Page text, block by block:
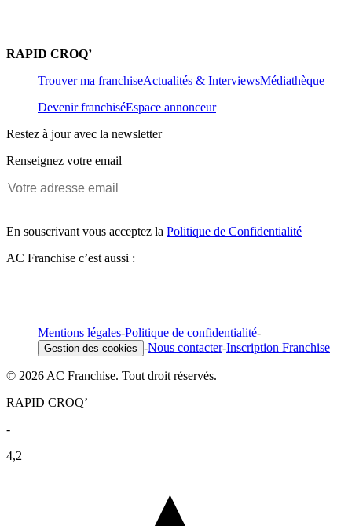
RAPID CROQ’
Trouver ma franchiseActualités & InterviewsMédiathèque
Devenir franchiséEspace annonceur
Restez à jour avec la newsletter
Renseignez votre email
En souscrivant vous acceptez la Politique de Confidentialité
AC Franchise c’est aussi :
Mentions légales-Politique de confidentialité-
Gestion des cookies -Nous contacter-Inscription Franchise
© 2026 AC Franchise. Tout droit réservés.
RAPID CROQ’
-
4,2